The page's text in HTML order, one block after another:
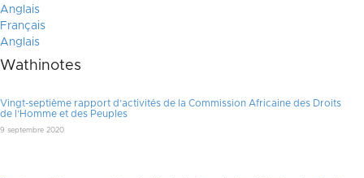
Anglais
Français
Anglais
Wathinotes
Vingt-septième rapport d’activités de la Commission Africaine des Droits
de l’Homme et des Peuples
9 septembre 2020